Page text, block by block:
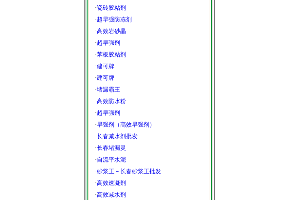
·瓷砖胶粘剂
·超早强防冻剂
·高效岩砂晶
·超早强剂
·苯板胶粘剂
·建可牌
·建可牌
·堵漏霸王
·高效防水粉
·超早强剂
·早强剂（高效早强剂）
·长春减水剂批发
·长春堵漏灵
·自流平水泥
·砂浆王－长春砂浆王批发
·高效速凝剂
·高效减水剂